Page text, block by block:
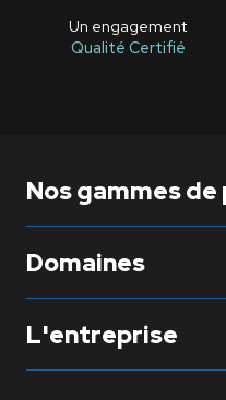
Un engagement
Qualité Certifié
Nos gammes
Domaines
L'entreprise